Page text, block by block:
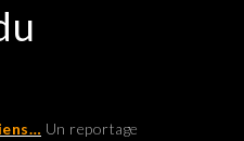
Un reportage